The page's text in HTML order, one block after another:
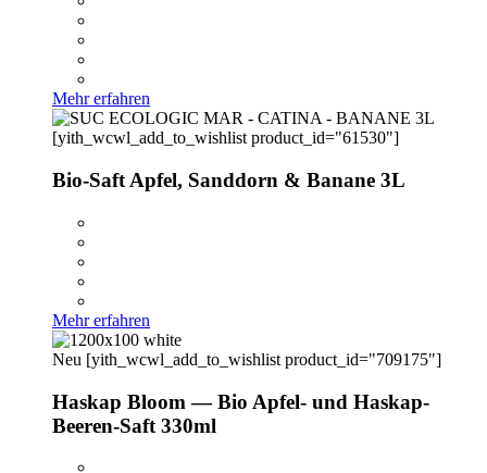
Mehr erfahren
[yith_wcwl_add_to_wishlist product_id="61530"]
Bio-Saft Apfel, Sanddorn & Banane 3L
Mehr erfahren
Neu [yith_wcwl_add_to_wishlist product_id="709175"]
Haskap Bloom — Bio Apfel- und Haskap-
Beeren-Saft 330ml